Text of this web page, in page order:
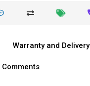
Warranty and Delivery
Comments